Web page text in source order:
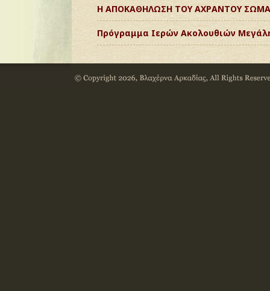
Η ΑΠΟΚΑΘΗΛΩΣΗ ΤΟΥ ΑΧΡΑΝΤΟΥ
Πρόγραμμα Ιερών Ακολουθιών